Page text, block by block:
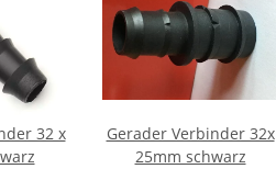
32 x
Gerader Verbinder 32x
25mm schwarz